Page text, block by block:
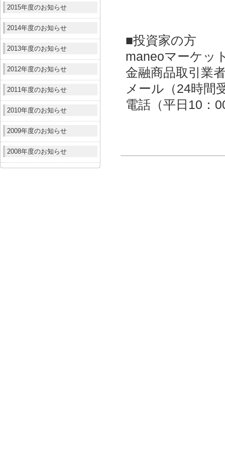
2015年度のお知らせ
2014年度のお知らせ
2013年度のお知らせ
2012年度のお知らせ
2011年度のお知らせ
2010年度のお知らせ
2009年度のお知らせ
2008年度のお知らせ
■投資家の方
maneoマーケッ
金融商品取引業
メール（24時間
電話（平日10：